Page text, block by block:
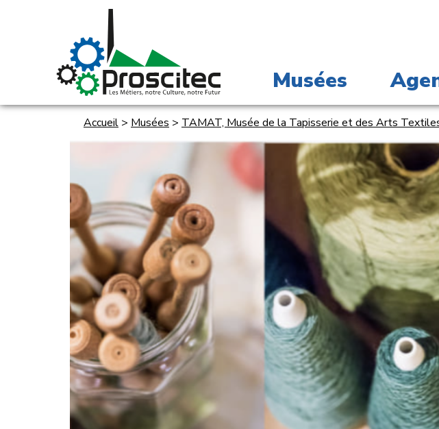
Musées
Accueil > Musées > TAMAT, Musée de la Tapisserie et des Arts